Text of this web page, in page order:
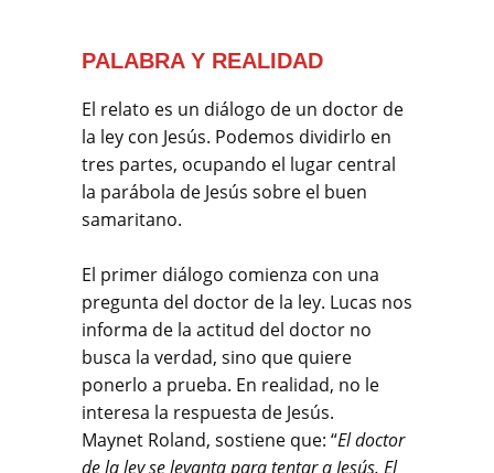
PALABRA Y REALIDAD
El relato es un diálogo de un doctor de
la ley con Jesús. Podemos dividirlo en
tres partes, ocupando el lugar central
la parábola de Jesús sobre el buen
samaritano.
El primer diálogo comienza con una
pregunta del doctor de la ley. Lucas nos
informa de la actitud del doctor no
busca la verdad, sino que quiere
ponerlo a prueba. En realidad, no le
interesa la respuesta de Jesús.
Maynet Roland, sostiene que: “El doctor
de la ley se levanta para tentar a Jesús. El